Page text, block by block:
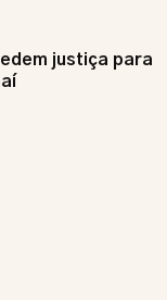
justiça para